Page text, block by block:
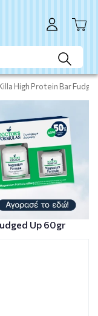
High Protein Bar
Up 60gr